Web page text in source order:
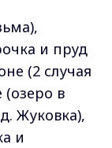
и пруд
(2 случая
(озеро в
Жуковка),
и